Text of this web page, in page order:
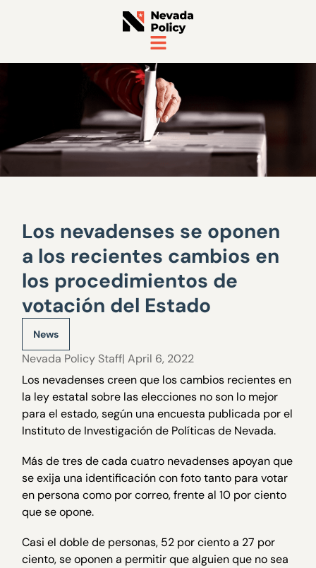
Los nevadenses se oponen
a los recientes cambios en
los procedimientos de
votación del Estado
News
Nevada Policy Staff| April 6, 2022
Los nevadenses creen que los cambios recientes en
la ley estatal sobre las elecciones no son lo mejor
para el estado, según una encuesta publicada por el
Instituto de Investigación de Políticas de Nevada.
Más de tres de cada cuatro nevadenses apoyan que
se exija una identificación con foto tanto para votar
en persona como por correo, frente al 10 por ciento
que se opone.
Casi el doble de personas, 52 por ciento a 27 por
ciento, se oponen a permitir que alguien que no sea